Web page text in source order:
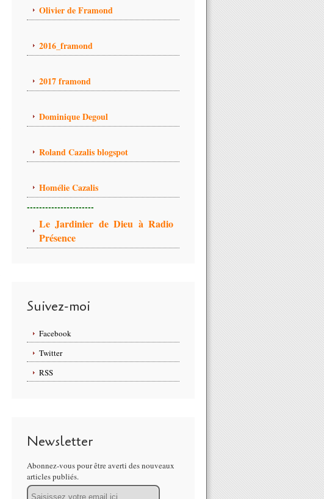
Olivier de Framond
2016_framond
2017 framond
Dominique Degoul
Roland Cazalis blogspot
Homélie Cazalis
----------------------
Le Jardinier de Dieu à Radio
Présence
Suivez-moi
Facebook
Twitter
RSS
Newsletter
Abonnez-vous pour être averti des nouveaux
articles publiés.
Email